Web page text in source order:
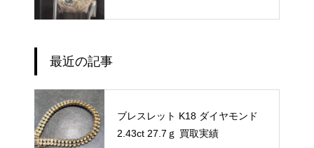
最近の記事
ブレスレット K18 ダイヤモンド
2.43ct 27.7ｇ 買取実績